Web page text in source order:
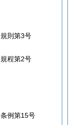
規則第3号
規程第2号
条例第15号